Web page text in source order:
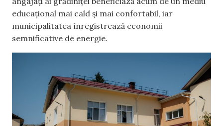
educațional mai cald și mai confortabil, iar
municipalitatea înregistrează economii
semnificative de energie.